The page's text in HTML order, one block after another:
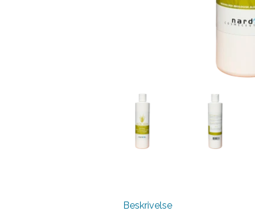
Beskrivelse